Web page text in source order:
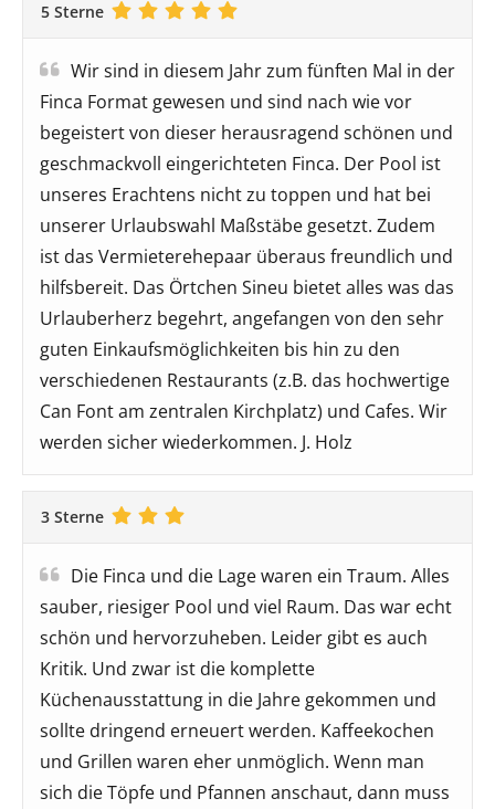
5 Sterne
Wir sind in diesem Jahr zum fünften Mal in der
Finca Format gewesen und sind nach wie vor
begeistert von dieser herausragend schönen und
geschmackvoll eingerichteten Finca. Der Pool ist
unseres Erachtens nicht zu toppen und hat bei
unserer Urlaubswahl Maßstäbe gesetzt. Zudem
ist das Vermieterehepaar überaus freundlich und
hilfsbereit. Das Örtchen Sineu bietet alles was das
Urlauberherz begehrt, angefangen von den sehr
guten Einkaufsmöglichkeiten bis hin zu den
verschiedenen Restaurants (z.B. das hochwertige
Can Font am zentralen Kirchplatz) und Cafes. Wir
werden sicher wiederkommen. J. Holz
3 Sterne
Die Finca und die Lage waren ein Traum. Alles
sauber, riesiger Pool und viel Raum. Das war echt
schön und hervorzuheben. Leider gibt es auch
Kritik. Und zwar ist die komplette
Küchenausstattung in die Jahre gekommen und
sollte dringend erneuert werden. Kaffeekochen
und Grillen waren eher unmöglich. Wenn man
sich die Töpfe und Pfannen anschaut, dann muss